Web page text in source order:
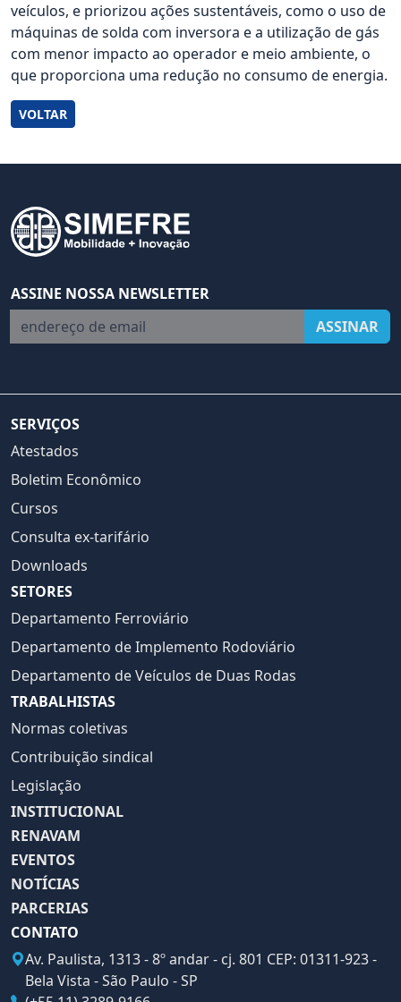
veículos, e priorizou ações sustentáveis, como o uso de
máquinas de solda com inversora e a utilização de gás
com menor impacto ao operador e meio ambiente, o
que proporciona uma redução no consumo de energia.
VOLTAR
ASSINE NOSSA NEWSLETTER
endereço de email
ASSINAR
SERVIÇOS
Atestados
Boletim Econômico
Cursos
Consulta ex-tarifário
Downloads
SETORES
Departamento Ferroviário
Departamento de Implemento Rodoviário
Departamento de Veículos de Duas Rodas
TRABALHISTAS
Normas coletivas
Contribuição sindical
Legislação
INSTITUCIONAL
RENAVAM
EVENTOS
NOTÍCIAS
PARCERIAS
CONTATO
Av. Paulista, 1313 - 8º andar - cj. 801 CEP: 01311-923 -
Bela Vista - São Paulo - SP